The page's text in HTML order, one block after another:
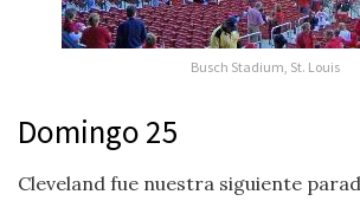
Busch Stadium, St. Louis
Domingo 25
Cleveland fue nuestra siguiente